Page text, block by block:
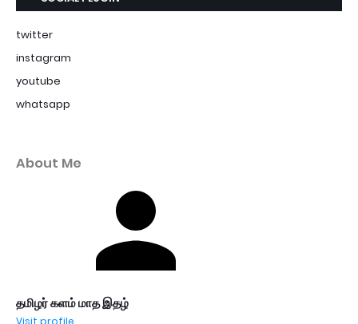
twitter
instagram
youtube
whatsapp
About Me
தமிழர் களம் மாத இதழ்
Visit profile